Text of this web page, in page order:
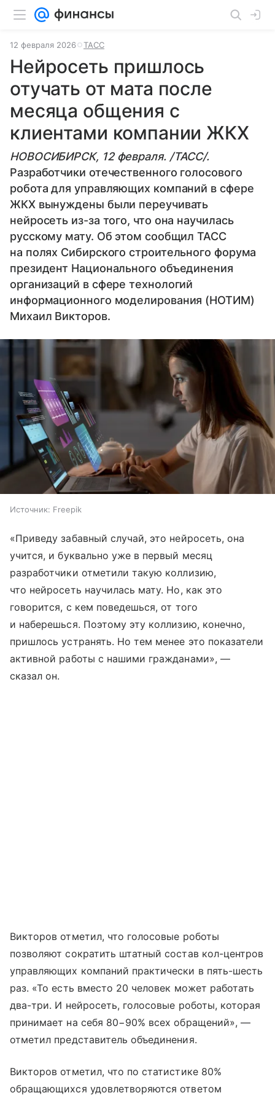
12 февраля 2026 ТАСС
Нейросеть пришлось
отучать от мата после
месяца общения с
клиентами компании ЖКХ
НОВОСИБИРСК, 12 февраля. /ТАСС/.
Разработчики отечественного голосового
робота для управляющих компаний в сфере
ЖКХ вынуждены были переучивать
нейросеть из-за того, что она научилась
русскому мату. Об этом сообщил ТАСС
на полях Сибирского строительного форума
президент Национального объединения
организаций в сфере технологий
информационного моделирования (НОТИМ)
Михаил Викторов.
Источник: Freepik
«Приведу забавный случай, это нейросеть, она
учится, и буквально уже в первый месяц
разработчики отметили такую коллизию,
что нейросеть научилась мату. Но, как это
говорится, с кем поведешься, от того
и наберешься. Поэтому эту коллизию, конечно,
пришлось устранять. Но тем менее это показатели
активной работы с нашими гражданами», —
сказал он.
Викторов отметил, что голосовые роботы
позволяют сократить штатный состав кол-центров
управляющих компаний практически в пять-шесть
раз. «То есть вместо 20 человек может работать
два-три. И нейросеть, голосовые роботы, которая
принимает на себя 80−90% всех обращений», —
отметил представитель объединения.
Викторов отметил, что по статистике 80%
обращающихся удовлетворяются ответом